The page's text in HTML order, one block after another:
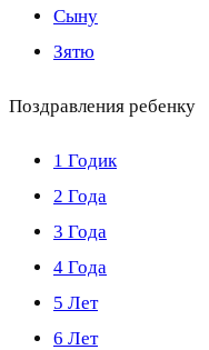
Сыну
Зятю
Поздравления ребенку
1 Годик
2 Года
3 Года
4 Года
5 Лет
6 Лет